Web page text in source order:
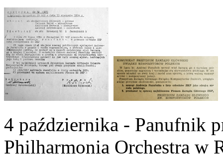
4 października - Panufnik
Philharmonia Orchestra w